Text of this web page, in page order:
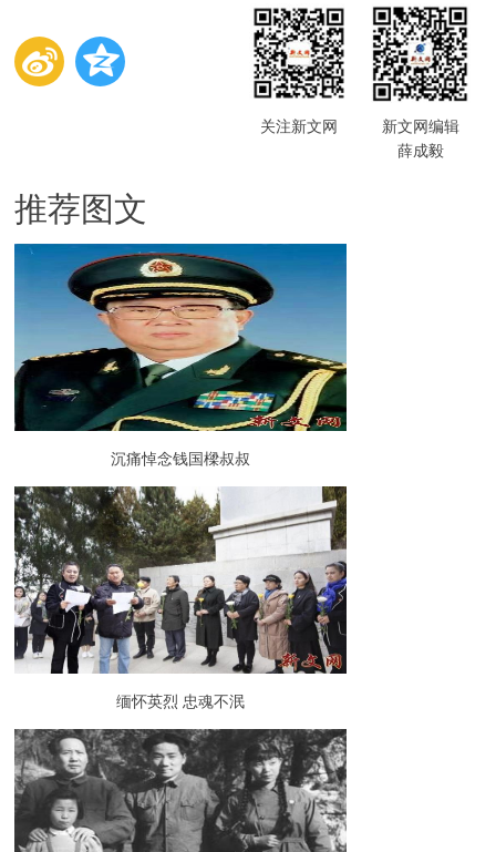
关注新文网
新文网编辑
薛成毅
推荐图文
沉痛悼念钱国樑叔叔
缅怀英烈 忠魂不泯